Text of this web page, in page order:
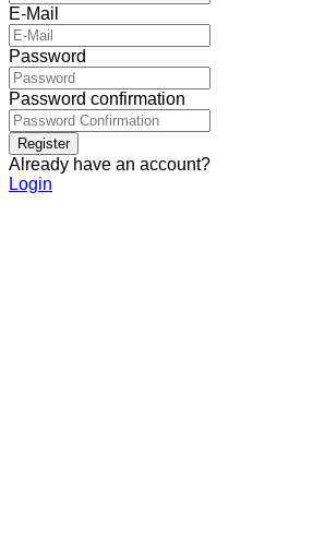
E-Mail
Password
Password confirmation
Register
Already have an account?
Login